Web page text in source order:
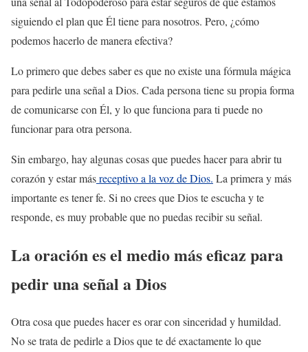
siguiendo el plan que Él tiene para nosotros. Pero, ¿cómo
podemos hacerlo de manera efectiva?
Lo primero que debes saber es que no existe una fórmula mágica
para pedirle una señal a Dios. Cada persona tiene su propia forma
de comunicarse con Él, y lo que funciona para ti puede no
funcionar para otra persona.
Sin embargo, hay algunas cosas que puedes hacer para abrir tu
corazón y estar másreceptivo a la voz de Dios. La primera y más
importante es tener fe. Si no crees que Dios te escucha y te
responde, es muy probable que no puedas recibir su señal.
La oración es el medio más eficaz para
pedir una señal a Dios
Otra cosa que puedes hacer es orar con sinceridad y humildad.
No se trata de pedirle a Dios que te dé exactamente lo que